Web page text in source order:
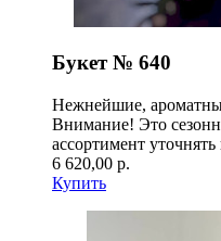
Букет № 640
Нежнейшие,
Внимание! Это
ассортимент уточнять
6 620,00 р.
Купить